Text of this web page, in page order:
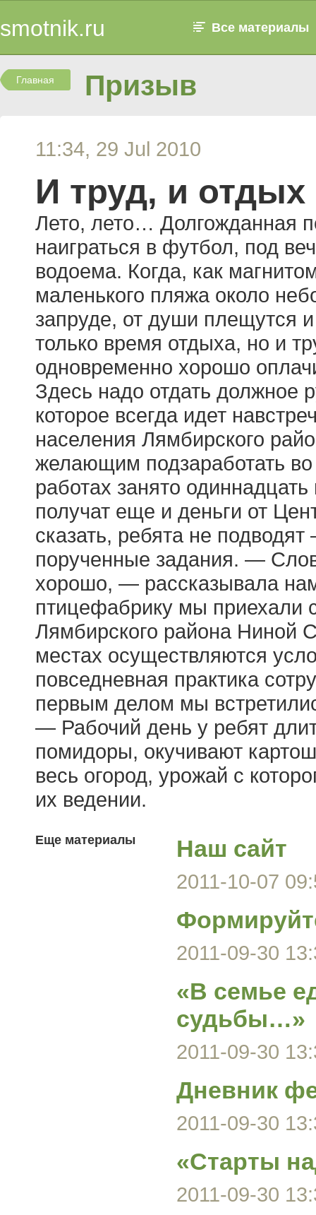
smotnik.ru Все материалы
Главная Призыв
11:34, 29 Jul 2010
И труд, и отдых
Лето, лето… Долгожданная
наиграться в футбол, под
водоема. Когда, как
маленького пляжа около
запруде, от души плещутся
только время отдыха, но и
одновременно хорошо
Здесь надо отдать должное
которое всегда идет
населения Лямбирского
желающим подзаработать
работах занято
получат еще и деньги от
сказать, ребята не
порученные задания. —
хорошо, — рассказывала
птицефабрику мы приехали
Лямбирского района Ниной
местах осуществляются
повседневная практика
первым делом мы
— Рабочий день у ребят
помидоры, окучивают
весь огород, урожай с
их ведении.
Еще материалы Наш сайт
2011-10-07
2011-09-30
«В семье
судьбы…»
2011-09-30
Дневник
2011-09-30
«Старты
2011-09-30